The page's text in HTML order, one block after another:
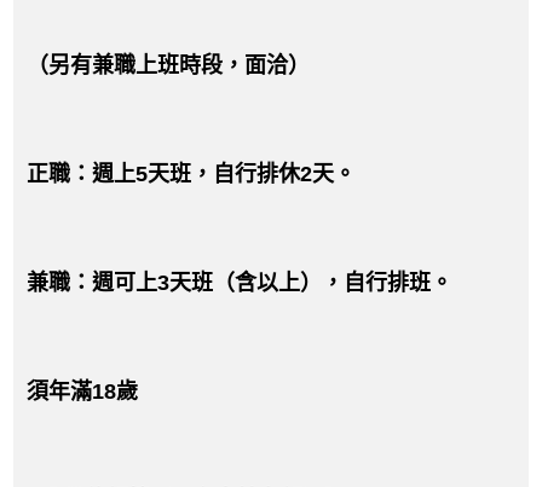
（另有兼職上班時段，面洽）
正職：週上5天班，自行排休2天。
兼職：週可上3天班（含以上），自行排班。
須年滿18歲